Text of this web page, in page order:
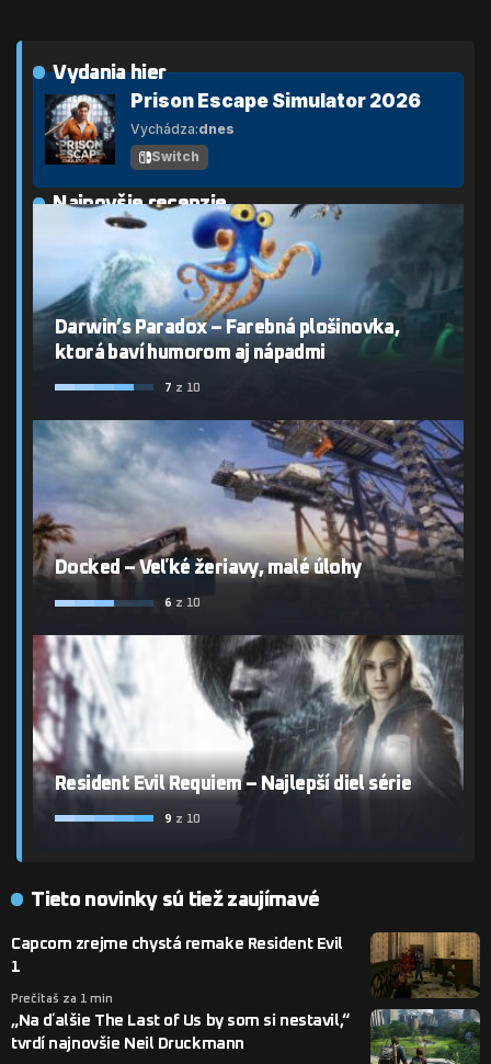
Vydania hier
Prison Escape Simulator 2026
Vychádza:dnes
Switch
Najnovšie recenzie
Darwin’s Paradox – Farebná plošinovka,
ktorá baví humorom aj nápadmi
7 z 10
Docked – Veľké žeriavy, malé úlohy
6 z 10
Resident Evil Requiem – Najlepší diel série
9 z 10
Tieto novinky sú tiež zaujímavé
Capcom zrejme chystá remake Resident Evil
1
Prečítaš za 1 min
„Na ďalšie The Last of Us by som si nestavil,“
tvrdí najnovšie Neil Druckmann